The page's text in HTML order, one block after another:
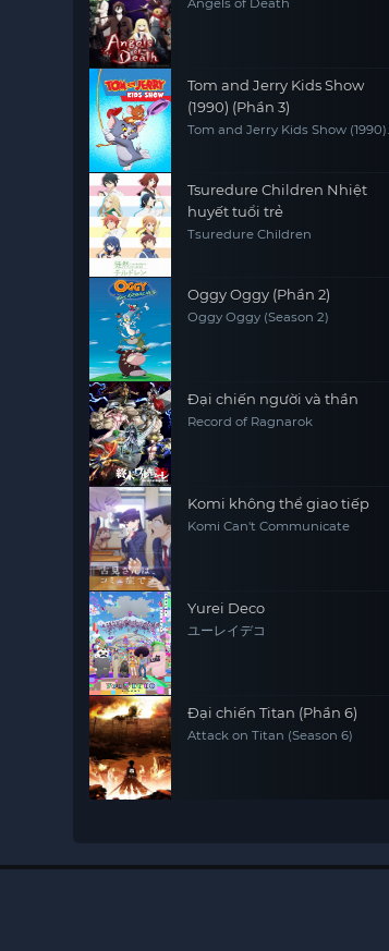
Angels of Death
Tom and Jerry Kids Show
(1990) (Phần 3)
Tom and Jerry Kids Show (1990)
Tsuredure Children Nhiệt
huyết tuổi trẻ
Tsuredure Children
Oggy Oggy (Phần 2)
Oggy Oggy (Season 2)
Đại chiến người và thần
Record of Ragnarok
Komi không thể giao tiếp
Komi Can't Communicate
Yurei Deco
ユーレイデコ
Đại chiến Titan (Phần 6)
Attack on Titan (Season 6)